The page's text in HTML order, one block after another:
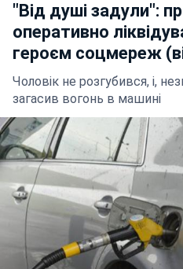
"Від душі задули":
оперативно
героєм соцмереж
Чоловік не розгубився, і,
загасив вогонь в машині